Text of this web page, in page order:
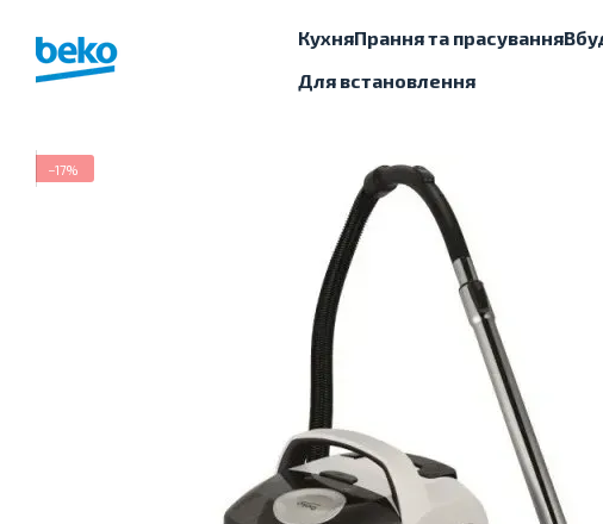
КухняПрання та прасування
Для встановлення
−17%